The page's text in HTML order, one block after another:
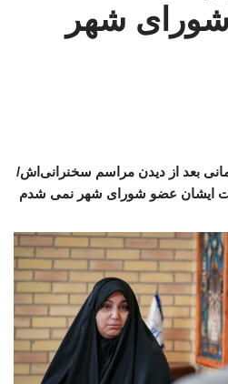
شهر
بعد از دیدن مراسم سخنرانی‌اش/
ایشان عضو شورای شهر نمی شدم